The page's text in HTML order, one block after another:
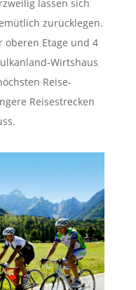
lassen sich
zurücklegen.
oberen Etage und 4
Wirtshaus
Reise-
Reisestrecken